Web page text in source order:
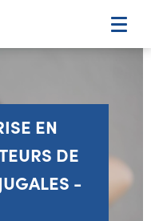
EN
DE
-